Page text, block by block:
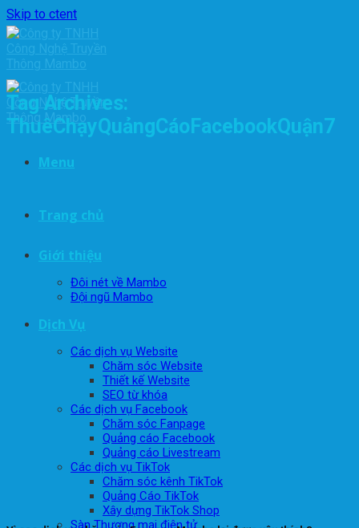
Skip to ctent
Menu
Trang chủ
Giới thiệu
Đôi nét về Mambo
Đội ngũ Mambo
Dịch Vụ
Các dịch vụ Website
Chăm sóc Website
Thiết kế Website
SEO từ khóa
Các dịch vụ Facebook
Chăm sóc Fanpage
Quảng cáo Facebook
Quảng cáo Livestream
Các dịch vụ TikTok
Chăm sóc kênh TikTok
Quảng Cáo TikTok
Xây dựng TikTok Shop
Sàn Thương mại điện tử
Tag Archives:
ThuêChạyQuảngCáoFacebookQuận7